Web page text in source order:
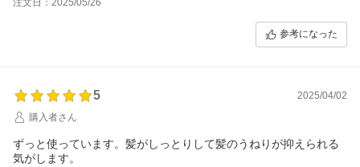
参考になった
5
2025/04/02
購入者さん
ずっと使っています。髪がしっとりして髪のうねりが抑えられる
気がします。